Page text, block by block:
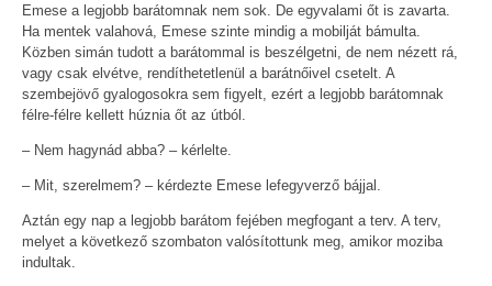
Emese a legjobb barátomnak nem sok. De egyvalami őt is zavarta.
Ha mentek valahová, Emese szinte mindig a mobilját bámulta.
Közben simán tudott a barátommal is beszélgetni, de nem nézett rá,
vagy csak elvétve, rendíthetetlenül a barátnőivel csetelt. A
szembejövő gyalogosokra sem figyelt, ezért a legjobb barátomnak
félre-félre kellett húznia őt az útból.
– Nem hagynád abba? – kérlelte.
– Mit, szerelmem? – kérdezte Emese lefegyverző bájjal.
Aztán egy nap a legjobb barátom fejében megfogant a terv. A terv,
melyet a következő szombaton valósítottunk meg, amikor moziba
indultak.